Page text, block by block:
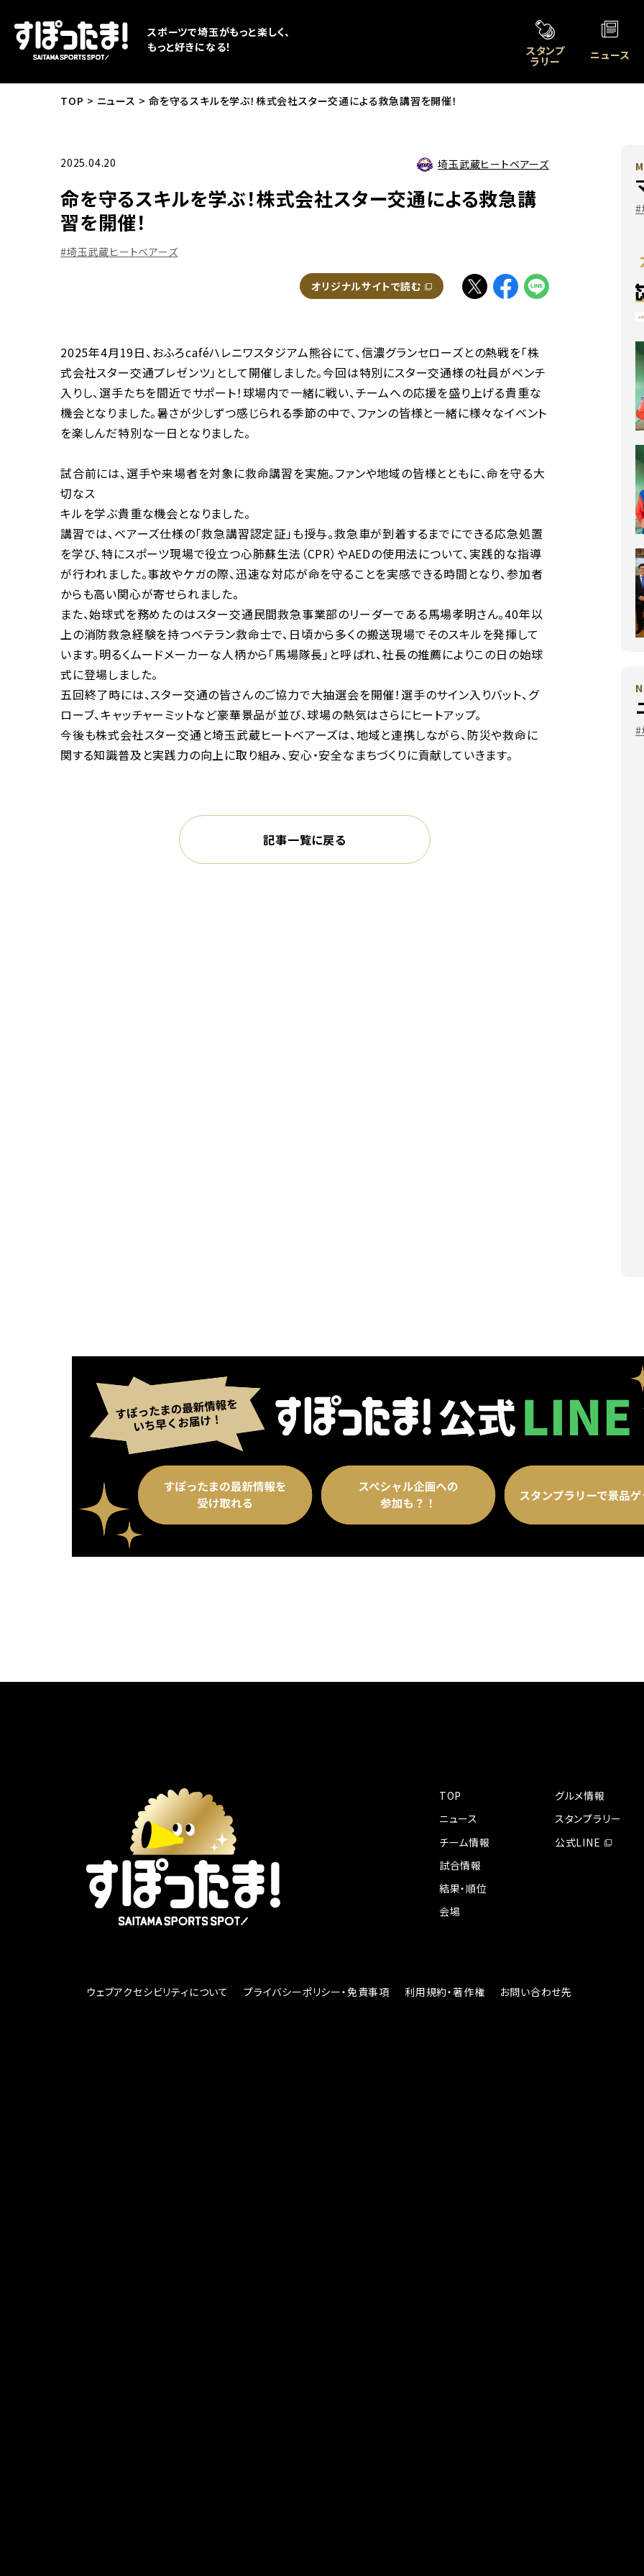
スポーツで埼玉がもっと楽しく、
もっと好きになる！
スタンプ
ラリー ニュース
TOP ニュース 命を守るスキルを学ぶ！株式会社スター交通による救急講習を開催！
2025.04.20 埼玉武蔵ヒートベアーズ
命を守るスキルを学ぶ！株式会社スター交通による救急講
習を開催！
#埼玉武蔵ヒートベアーズ
オリジナルサイトで読む 別ウィンドウで開く
2025年4月19日、おふろcaféハレニワスタジアム熊谷にて、信濃グランセローズとの熱戦を「株
式会社スター交通プレゼンツ」として開催しました。今回は特別にスター交通様の社員がベンチ
入りし、選手たちを間近でサポート！球場内で一緒に戦い、チームへの応援を盛り上げる貴重な
機会となりました。暑さが少しずつ感じられる季節の中で、ファンの皆様と一緒に様々なイベント
を楽しんだ特別な一日となりました。
試合前には、選手や来場者を対象に救命講習を実施。ファンや地域の皆様とともに、命を守る大
切なス
キルを学ぶ貴重な機会となりました。
講習では、ベアーズ仕様の「救急講習認定証」も授与。救急車が到着するまでにできる応急処置
を学び、特にスポーツ現場で役立つ心肺蘇生法（CPR）やAEDの使用法について、実践的な指導
が行われました。事故やケガの際、迅速な対応が命を守ることを実感できる時間となり、参加者
からも高い関心が寄せられました。
また、始球式を務めたのはスター交通民間救急事業部のリーダーである馬場孝明さん。40年以
上の消防救急経験を持つベテラン救命士で、日頃から多くの搬送現場でそのスキルを発揮して
います。明るくムードメーカーな人柄から「馬場隊長」と呼ばれ、社長の推薦によりこの日の始球
式に登場しました。
五回終了時には、スター交通の皆さんのご協力で大抽選会を開催！選手のサイン入りバット、グ
ローブ、キャッチャーミットなど豪華景品が並び、球場の熱気はさらにヒートアップ。
今後も株式会社スター交通と埼玉武蔵ヒートベアーズは、地域と連携しながら、防災や救命に
関する知識普及と実践力の向上に取り組み、安心・安全なまちづくりに貢献していきます。
記事一覧に戻る
#
#
TOP
ニュース
チーム情報
試合情報
結果・順位
会場
グルメ情報
スタンプラリー
公式LINE 別ウィン
ウェブアクセシビリティについて プライバシーポリシー・免責事項 別ウィンドウで開く
利用規約・著作権別ウィンドウで開く
お問い合わせ先 別ウィンドウで